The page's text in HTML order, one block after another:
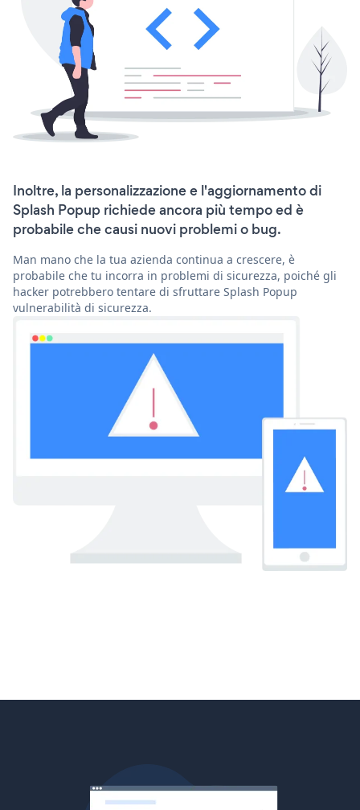
Inoltre, la personalizzazione e l'aggiornamento di
Splash Popup richiede ancora più tempo ed è
probabile che causi nuovi problemi o bug.
Man mano che la tua azienda continua a crescere, è
probabile che tu incorra in problemi di sicurezza, poiché gli
hacker potrebbero tentare di sfruttare Splash Popup
vulnerabilità di sicurezza.